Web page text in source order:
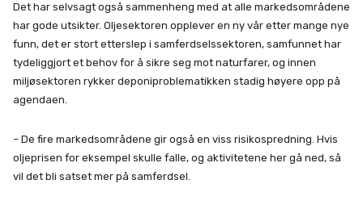
Det har selvsagt også sammenheng med at alle markedsområdene
har gode utsikter. Oljesektoren opplever en ny vår etter mange nye
funn, det er stort etterslep i samferdselssektoren, samfunnet har
tydeliggjort et behov for å sikre seg mot naturfarer, og innen
miljøsektoren rykker deponiproblematikken stadig høyere opp på
agendaen.
– De fire markedsområdene gir også en viss risikospredning. Hvis
oljeprisen for eksempel skulle falle, og aktivitetene her gå ned, så
vil det bli satset mer på samferdsel.